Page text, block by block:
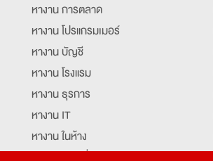
หางาน การตลาด
หางาน โปรแกรมเมอร์
หางาน บัญชี
หางาน โรงแรม
หางาน ธุรการ
หางาน IT
หางาน ในห้าง